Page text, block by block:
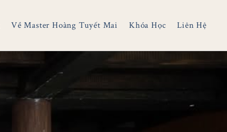
Về Master Hoàng Tuyết Mai Khóa Học Liên Hệ